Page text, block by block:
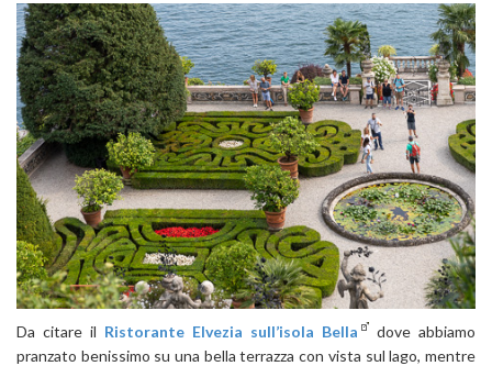
Da citare il Ristorante Elvezia sull’isola Bella
dove abbiamo
pranzato benissimo su una bella terrazza con vista sul lago, mentre